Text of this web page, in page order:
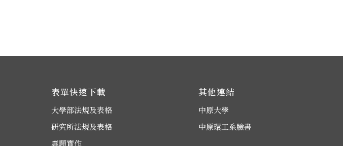
表單快速下載
大學部法規及表格
研究所法規及表格
專題實作
其他連結
中原大學
中原環工系臉書